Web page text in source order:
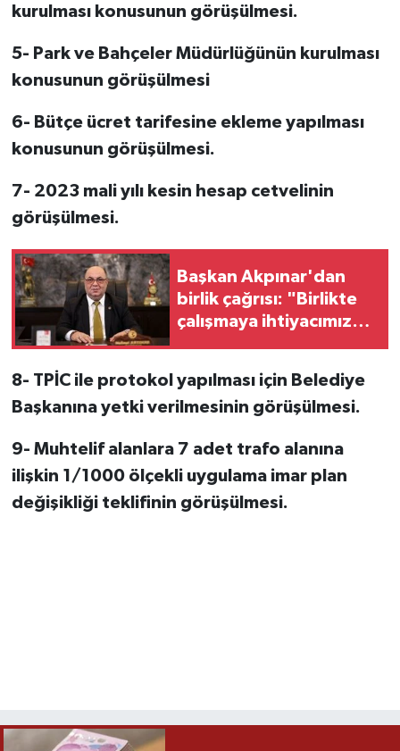
kurulması konusunun görüşülmesi.
5- Park ve Bahçeler Müdürlüğünün kurulması
konusunun görüşülmesi
6- Bütçe ücret tarifesine ekleme yapılması
konusunun görüşülmesi.
7- 2023 mali yılı kesin hesap cetvelinin
görüşülmesi.
Başkan Akpınar'dan
birlik çağrısı: "Birlikte
çalışmaya ihtiyacımız
8- TPİC ile protokol yapılması için Belediye
Başkanına yetki verilmesinin görüşülmesi.
9- Muhtelif alanlara 7 adet trafo alanına
ilişkin 1/1000 ölçekli uygulama imar plan
değişikliği teklifinin görüşülmesi.